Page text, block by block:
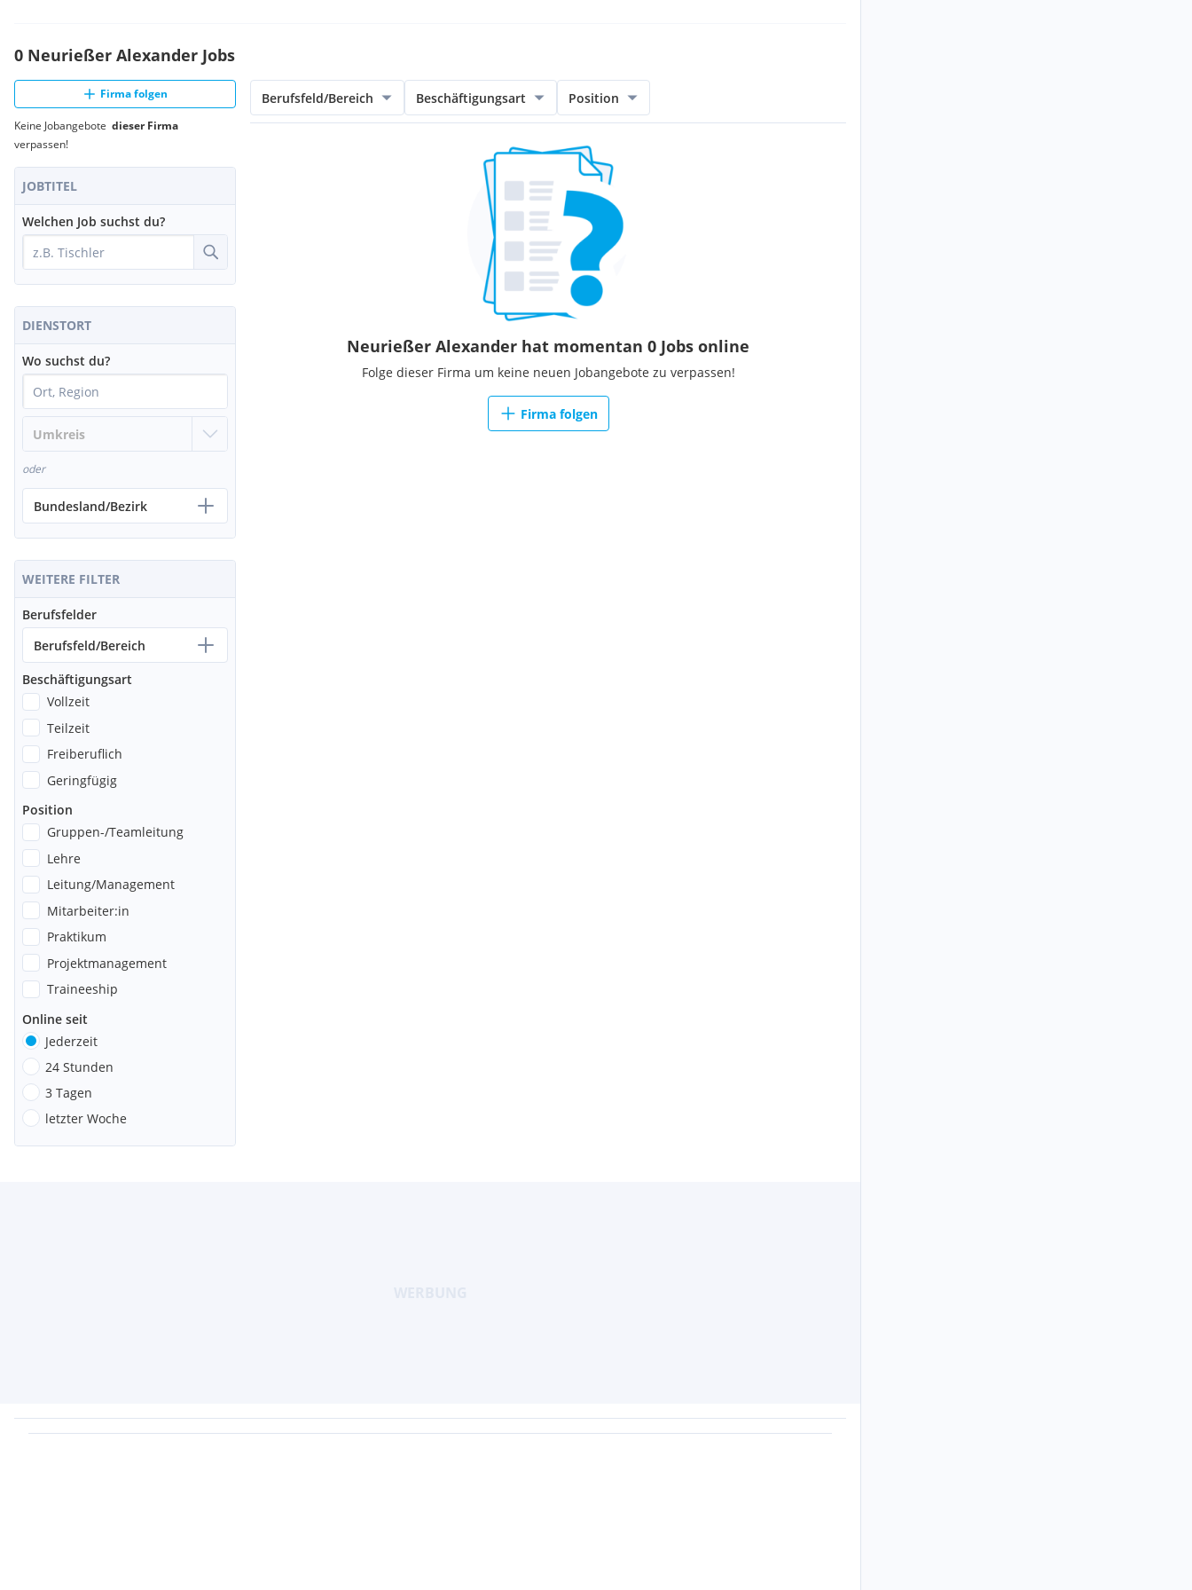
0 Neurießer Alexander Jobs
Firma folgen
Keine Jobangebote dieser Firma
verpassen!
JOBTITEL
Welchen Job suchst du?
DIENSTORT
Wo suchst du?
oder
Bundesland/Bezirk
WEITERE FILTER
Berufsfelder
Berufsfeld/Bereich
Beschäftigungsart
Vollzeit
Teilzeit
Freiberuflich
Geringfügig
Position
Gruppen-/Teamleitung
Lehre
Leitung/Management
Mitarbeiter:in
Praktikum
Projektmanagement
Traineeship
Online seit
Jederzeit
24 Stunden
3 Tagen
letzter Woche
Berufsfeld/Bereich Beschäftigungsart Position
Neurießer Alexander hat momentan 0 Jobs online
Folge dieser Firma um keine neuen Jobangebote zu verpassen!
Firma folgen